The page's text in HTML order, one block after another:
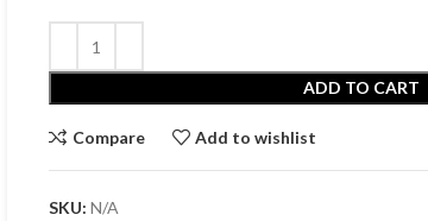
ADD TO CART
Compare Add to wishlist
SKU: N/A